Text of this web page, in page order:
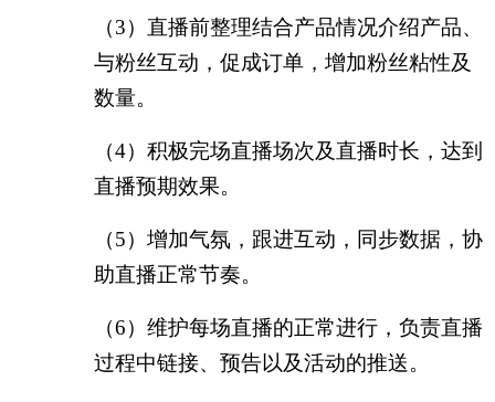
（3）直播前整理结合产品情况介绍产品、
与粉丝互动，促成订单，增加粉丝粘性及
数量。
（4）积极完场直播场次及直播时长，达到
直播预期效果。
（5）增加气氛，跟进互动，同步数据，协
助直播正常节奏。
（6）维护每场直播的正常进行，负责直播
过程中链接、预告以及活动的推送。